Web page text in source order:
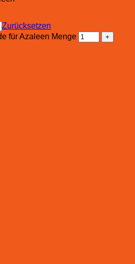
Zurücksetzen
für Azaleen Menge